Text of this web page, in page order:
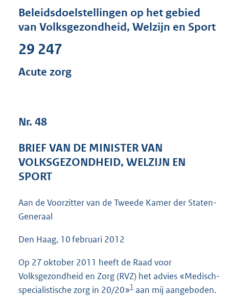
s
g
b
Beleidsdoelstellingen op het gebied
van Volksgezondheid, Welzijn en Sport
29 247
Acute zorg
Nr. 48
BRIEF VAN DE MINISTER VAN
VOLKSGEZONDHEID, WELZIJN EN
SPORT
Aan de Voorzitter van de Tweede Kamer der Staten-
Generaal
Den Haag, 10 februari 2012
Op 27 oktober 2011 heeft de Raad voor
Volksgezondheid en Zorg (RVZ) het advies «Medisch-
specialistische zorg in 20/20»1 aan mij aangeboden.